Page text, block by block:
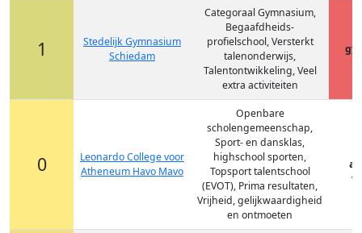
1
Stedelijk Gymnasium
Schiedam
Categoraal Gymnasium,
Begaafdheids-
profielschool, Versterkt
talenonderwijs,
Talentontwikkeling, Veel
extra activiteiten
0
Leonardo College voor
Atheneum Havo Mavo
Openbare
scholengemeenschap,
Sport- en dansklas,
highschool sporten,
Topsport talentschool
(EVOT), Prima resultaten,
Vrijheid, gelijkwaardigheid
en ontmoeten